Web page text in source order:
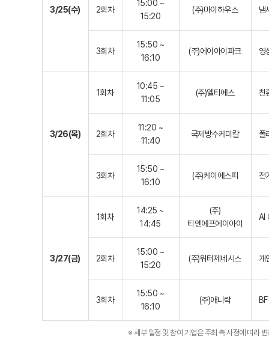
3/25(수) 2회차
15:00 ~
15:20
(주)마이하우스 냄
3회차
15:50 ~
16:10
(주)에이아이파크 영
3/26(목)
1회차
10:45 ~
11:05
(주)엘티에스 친
2회차
11:20 ~
11:40
국제방수케미칼 폴
3회차
15:50 ~
16:10
(주)케이에스피 전
3/27(금)
1회차
14:25 ~
14:45
(주)
티엔에프에이아이
AI
2회차
15:00 ~
15:20
(주)워터제네시스 개
3회차
15:50 ~
16:10
(주)애니락
※ 세부 일정 및 참여 기업은 주최 측 사정에 따라